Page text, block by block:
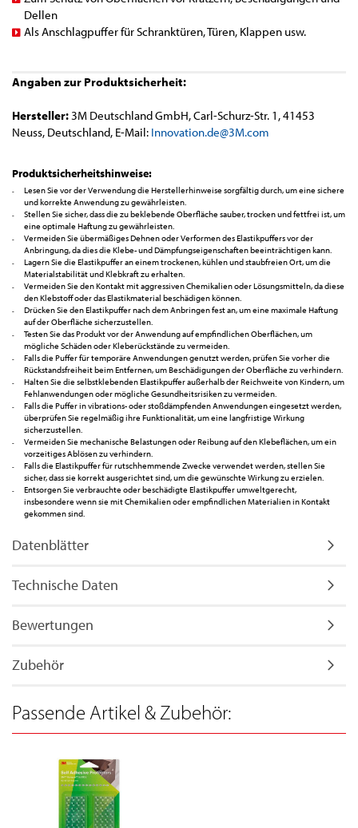
Dellen
Als Anschlagpuffer für Schranktüren, Türen, Klappen usw.
Angaben zur Produktsicherheit:
Hersteller:3M Deutschland GmbH, Carl-Schurz-Str. 1, 41453
Neuss, Deutschland, E-Mail: Innovation.de@3M.com
Produktsicherheitshinweise:
Lesen Sie vor der Verwendung die Herstellerhinweise sorgfältig durch, um eine sichere
und korrekte Anwendung zu gewährleisten.
Stellen Sie sicher, dass die zu beklebende Oberfläche sauber, trocken und fettfrei ist, um
eine optimale Haftung zu gewährleisten.
Vermeiden Sie übermäßiges Dehnen oder Verformen des Elastikpuffers vor der
Anbringung, da dies die Klebe- und Dämpfungseigenschaften beeinträchtigen kann.
Lagern Sie die Elastikpuffer an einem trockenen, kühlen und staubfreien Ort, um die
Materialstabilität und Klebkraft zu erhalten.
Vermeiden Sie den Kontakt mit aggressiven Chemikalien oder Lösungsmitteln, da diese
den Klebstoff oder das Elastikmaterial beschädigen können.
Drücken Sie den Elastikpuffer nach dem Anbringen fest an, um eine maximale Haftung
auf der Oberfläche sicherzustellen.
Testen Sie das Produkt vor der Anwendung auf empfindlichen Oberflächen, um
mögliche Schäden oder Kleberückstände zu vermeiden.
Falls die Puffer für temporäre Anwendungen genutzt werden, prüfen Sie vorher die
Rückstandsfreiheit beim Entfernen, um Beschädigungen der Oberfläche zu verhindern.
Halten Sie die selbstklebenden Elastikpuffer außerhalb der Reichweite von Kindern, um
Fehlanwendungen oder mögliche Gesundheitsrisiken zu vermeiden.
Falls die Puffer in vibrations- oder stoßdämpfenden Anwendungen eingesetzt werden,
überprüfen Sie regelmäßig ihre Funktionalität, um eine langfristige Wirkung
sicherzustellen.
Vermeiden Sie mechanische Belastungen oder Reibung auf den Klebeflächen, um ein
vorzeitiges Ablösen zu verhindern.
Falls die Elastikpuffer für rutschhemmende Zwecke verwendet werden, stellen Sie
sicher, dass sie korrekt ausgerichtet sind, um die gewünschte Wirkung zu erzielen.
Entsorgen Sie verbrauchte oder beschädigte Elastikpuffer umweltgerecht,
insbesondere wenn sie mit Chemikalien oder empfindlichen Materialien in Kontakt
gekommen sind.
Datenblätter
Technische Daten
Bewertungen
Zubehör
Passende Artikel & Zubehör: